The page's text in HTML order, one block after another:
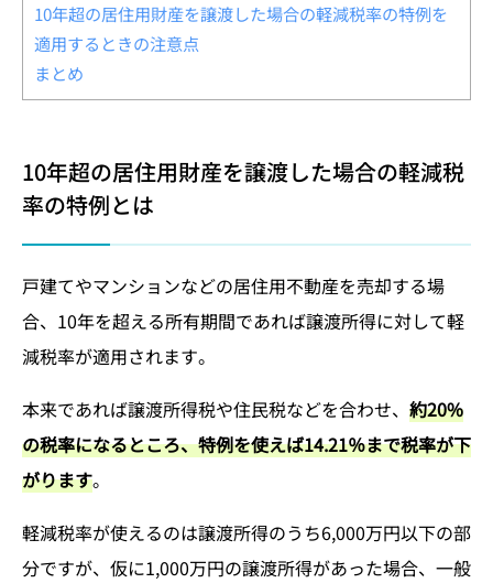
10年超の居住用財産を譲渡した場合の軽減税率の特例を
適用するときの注意点
まとめ
10年超の居住用財産を譲渡した場合の軽減税
率の特例とは
戸建てやマンションなどの居住用不動産を売却する場
合、10年を超える所有期間であれば譲渡所得に対して軽
減税率が適用されます。
本来であれば譲渡所得税や住民税などを合わせ、 約20%
の税率になるところ、特例を使えば14.21％まで税率が下
がります。
軽減税率が使えるのは譲渡所得のうち6,000万円以下の部
分ですが、仮に1,000万円の譲渡所得があった場合、一般